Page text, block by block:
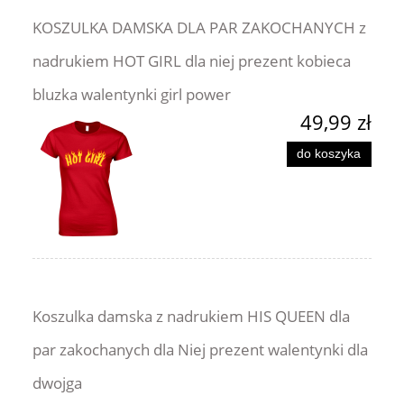
KOSZULKA DAMSKA DLA PAR ZAKOCHANYCH z
nadrukiem HOT GIRL dla niej prezent kobieca
bluzka walentynki girl power
49,99 zł
do koszyka
Koszulka damska z nadrukiem HIS QUEEN dla
par zakochanych dla Niej prezent walentynki dla
dwojga